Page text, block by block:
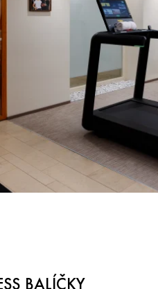
BALÍČKY